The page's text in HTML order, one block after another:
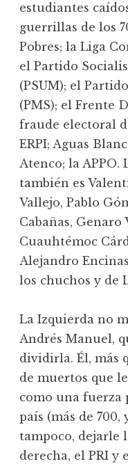
estudiantes
guerrillas de los
Pobres; la Liga
el Partido
(PSUM); el
(PMS); el Frente
fraude electoral
ERPI; Aguas
Atenco; la APPO.
también es
Vallejo, Pablo
Cabañas, Genaro
Cuauhtémoc
Alejandro
los chuchos y de
La Izquierda no
Andrés Manuel,
dividirla. Él, más
de muertos que
como una
país (más de 700,
tampoco, dejarle
derecha, el PRI y